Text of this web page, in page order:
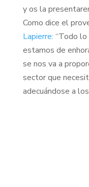
y os la
Como dice el
Lapierre: “Todo lo
estamos de
se nos va a
sector que
adecuándose a